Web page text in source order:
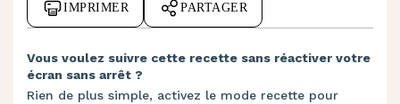
IMPRIMER PARTAGER
Vous voulez suivre cette recette sans réactiver votre
écran sans arrêt ?
Rien de plus simple, activez le mode recette pour